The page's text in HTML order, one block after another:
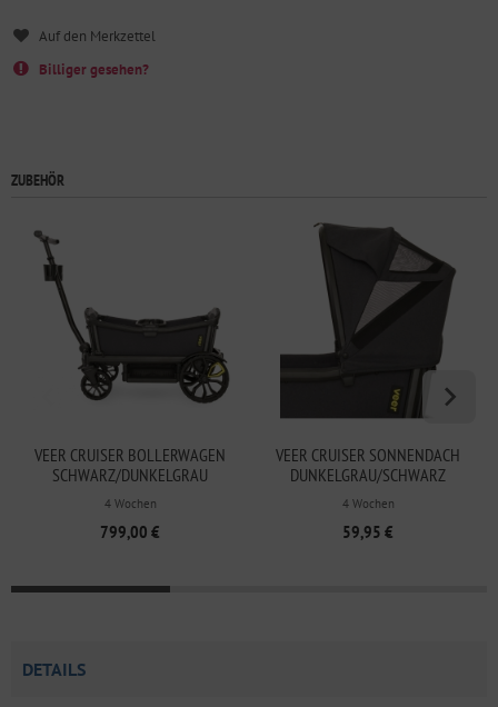
Billiger gesehen?
ZUBEHÖR
VEER CRUISER BOLLERWAGEN
SCHWARZ/DUNKELGRAU
4 Wochen
799,00 €
VEER CRUISER SONNENDACH
DUNKELGRAU/SCHWARZ
4 Wochen
59,95 €
DETAILS